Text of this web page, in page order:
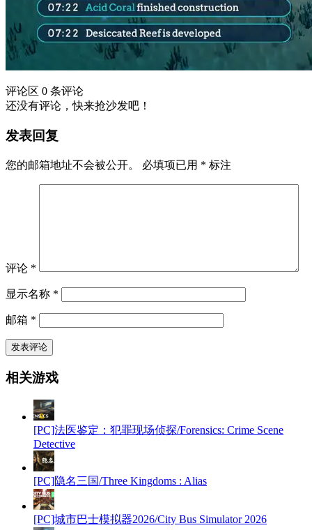
评论区 0 条评论
还没有评论，快来抢沙发吧！
发表回复
您的邮箱地址不会被公开。 必填项已用 * 标注
评论 *
显示名称 *
邮箱 *
相关游戏
[PC]法医鉴定：犯罪现场侦探/Forensics: Crime Scene
Detective
[PC]隐名三国/Three Kingdoms : Alias
[PC]城市巴士模拟器2026/City Bus Simulator 2026